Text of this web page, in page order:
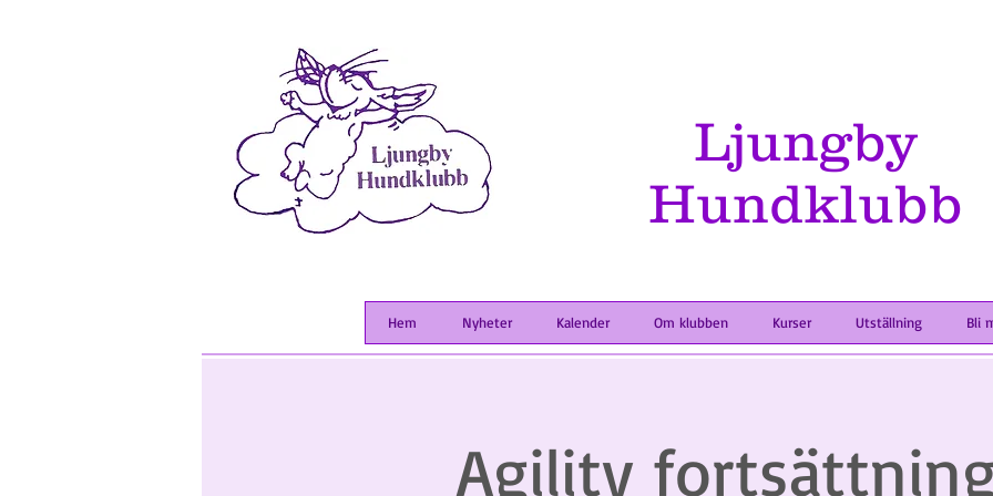
Ljungby
Hundklubb
Hem Nyheter Kalender Om klubben Kurser Utställning Bli
Agility